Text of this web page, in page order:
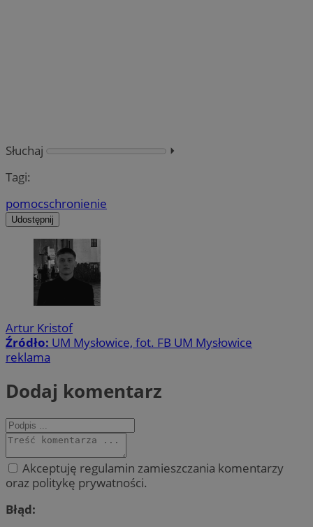
Słuchaj
⏵︎
Tagi:
pomocschronienie
Udostępnij
Artur Kristof
Źródło: UM Mysłowice, fot. FB UM Mysłowice
reklama
Dodaj komentarz
Akceptuję regulamin zamieszczania komentarzy
oraz politykę prywatności.
Błąd: